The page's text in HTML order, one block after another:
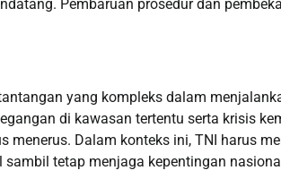
Pembaruan prosedur dan
yang kompleks dalam
di kawasan tertentu serta krisis
menerus. Dalam konteks ini, TNI harus
tetap menjaga kepentingan